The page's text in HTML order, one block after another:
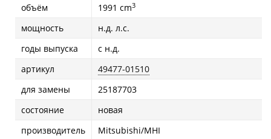
объём
1991 cm3
мощность
н.д. л.с.
годы выпуска
с н.д.
артикул
49477-01510
для замены
25187703
состояние
новая
производитель
Mitsubishi/MHI